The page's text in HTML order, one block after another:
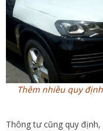
Thêm nhiều quy
Thông tư cũng quy